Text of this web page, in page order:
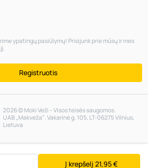
Į krepšelį 21,95 €
ypatingų pasiūlymų! Prisijunk prie mūsų ir mes
Registruotis
2026 © Moki Veži – Visos teisės saugomos.
UAB „Makveža“. Vakarinė g. 105, LT-06275 Vilnius,
Lietuva